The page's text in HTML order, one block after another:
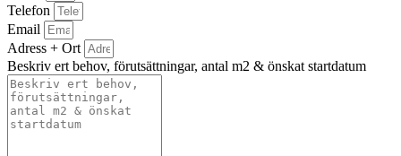
Telefon
Email
Adress + Ort
Beskriv ert behov, förutsättningar, antal m2 & önskat startdatum